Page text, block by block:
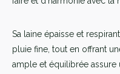
Sa laine épaisse et
pluie fine, tout en offrant
ample et équilibrée assure